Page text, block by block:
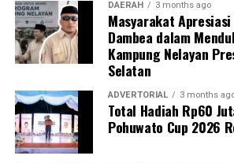
berkelanjutan,” tegas IPTU Renly.
Saat ini seluruh barang bukti beserta
pelaku telah digelandang ke Mapolres
menjalani pemeriksaan intensif.
masih melengkapi administrasi
menginterogasi sejumlah saksi untuk
jaringan penambangan ilegal tersebut
menyeluruh.
DAERAH 3 months ago
Masyarakat
Dambea dalam
Kampung Nelayan
Selatan
ADVERTORIAL 3 months
Total Hadiah Rp60
Pohuwato Cup 2026